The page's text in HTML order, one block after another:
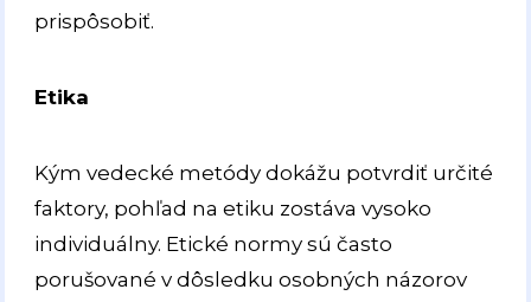
prispôsobiť.
Etika
Kým vedecké metódy dokážu potvrdiť určité
faktory, pohľad na etiku zostáva vysoko
individuálny. Etické normy sú často
porušované v dôsledku osobných názorov